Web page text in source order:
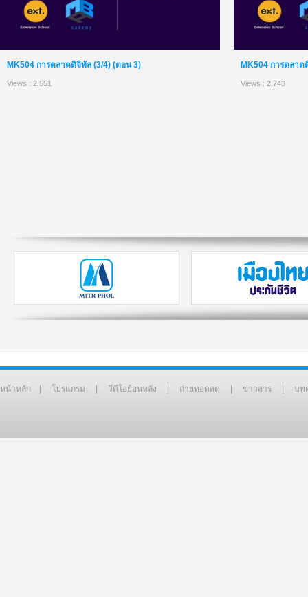
MK504 การตลาดดิจิทัล (3/4) (ตอน 3)
Views : 2,551
MK504 การตลา
Views : 2,743
หน้าหลัก โปรแกรม วีดีโอย้อนหลัง ถ่ายทอดสด ข่าวสาร บท